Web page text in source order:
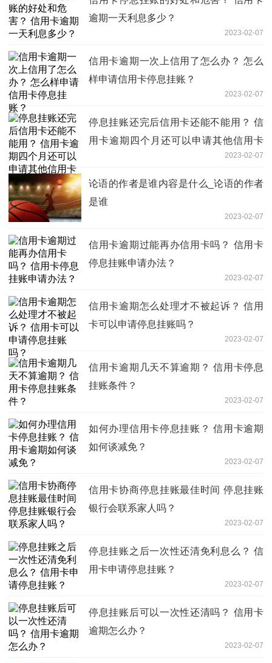
逾期一天利息多少？
2023-02-07
信用卡逾期一次上信用了怎么办？ 怎么
样申请信用卡停息挂账？
2023-02-07
停息挂账还完后信用卡还能不能用？ 信
用卡逾期四个月还可以申请其他信用卡
2023-02-07
论语的作者是谁内容是什么_论语的作者
是谁
2023-02-07
信用卡逾期过能再办信用卡吗？ 信用卡
停息挂账申请办法？
2023-02-07
信用卡逾期怎么处理才不被起诉？ 信用
卡可以申请停息挂账吗？
2023-02-07
信用卡逾期几天不算逾期？ 信用卡停息
挂账条件？
2023-02-07
如何办理信用卡停息挂账？ 信用卡逾期
如何谈减免？
2023-02-07
信用卡协商停息挂账最佳时间 停息挂账
银行会联系家人吗？
2023-02-07
停息挂账之后一次性还清免利息么？ 信
用卡申请停息挂账？
2023-02-07
停息挂账后可以一次性还清吗？ 信用卡
逾期怎么办？
2023-02-07